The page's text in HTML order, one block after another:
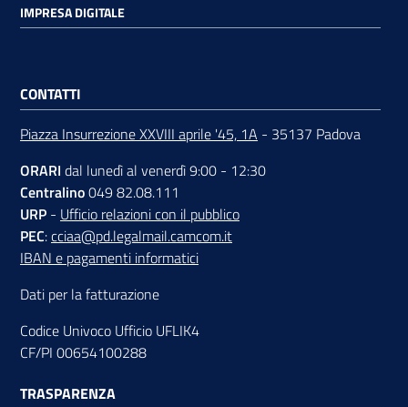
Contatti
Newsle
tter
Sala
Stampa
su
IMPRESA DIGITALE
CONTATTI
Piazza Insurrezione XXVIII aprile '45, 1A - 35137 Padova
ORARI dal lunedì al venerdì 9:00 - 12:30
Centralino049 82.08.111
URP - Ufficio relazioni con il pubblico
PEC:cciaa@pd.legalmail.camcom.it
IBAN e pagamenti informatici
Dati per la fatturazione
Codice Univoco Ufficio UFLIK4
CF/PI 00654100288
TRASPARENZA